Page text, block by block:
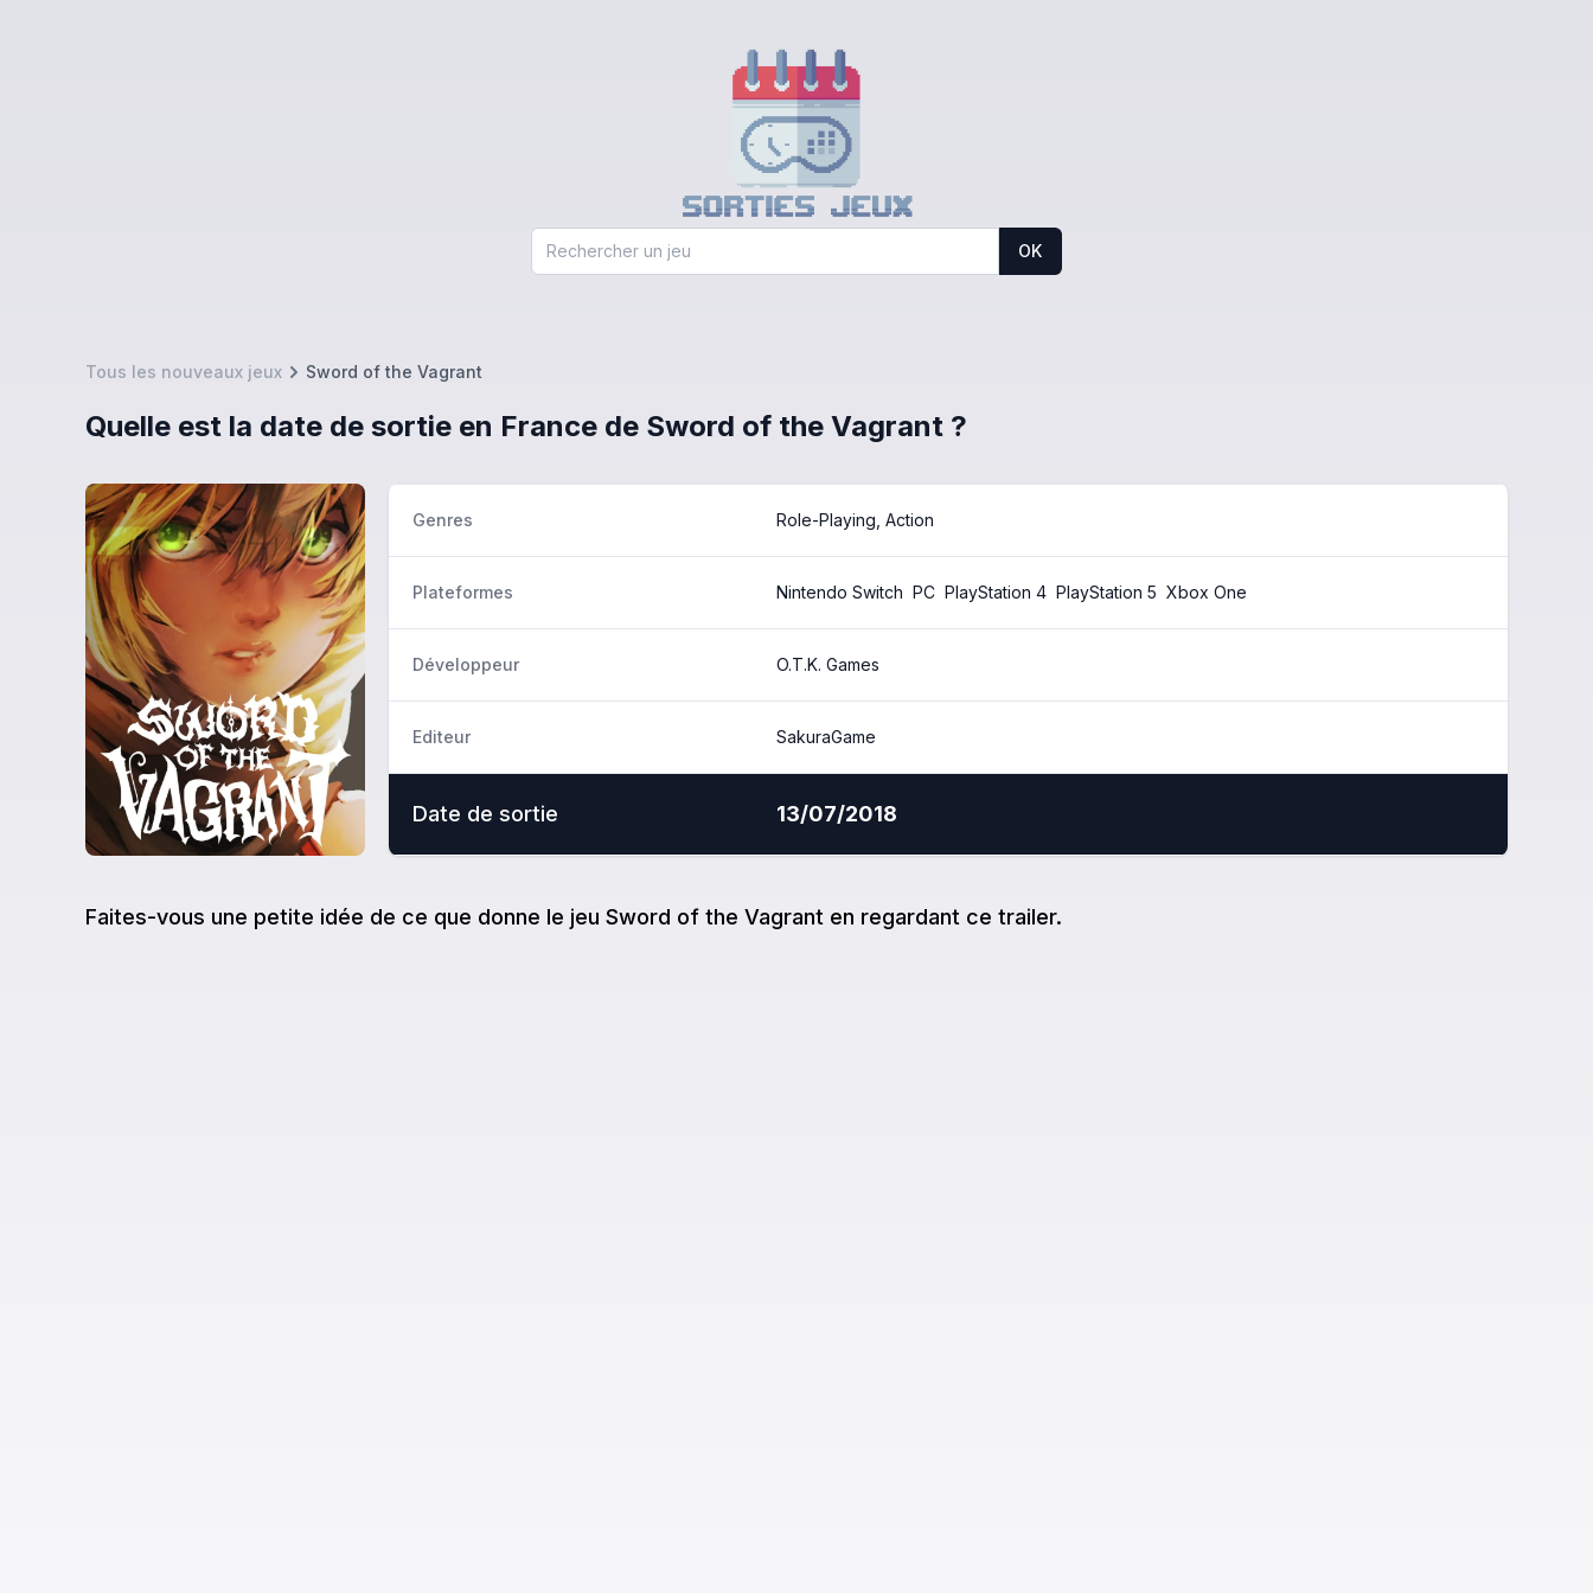
OK
Tous les nouveaux jeux Sword of the Vagrant
Quelle est la date de sortie en France de Sword of the Vagrant ?
Genres Role-Playing, Action
Plateformes Nintendo Switch PC PlayStation 4 PlayStation 5 Xbox One
Développeur O.T.K. Games
Editeur SakuraGame
Date de sortie 13/07/2018
Faites-vous une petite idée de ce que donne le jeu Sword of the Vagrant en regardant ce trailer.